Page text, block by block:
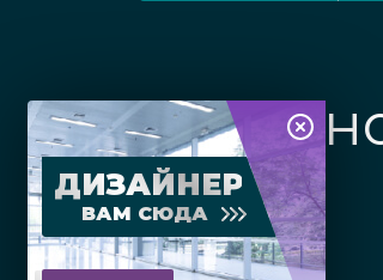
ДИЗАЙНЕР
ВАМ СЮДА